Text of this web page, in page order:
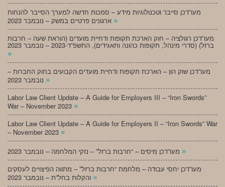
מעו”דכן סייבר וטכנולוגיות מידע – סמכות חדשה למערך הסייבר להנחות
»
מעו”דכן רגולציה – חוק הארכת תקופות ודחיית מועדים (הוראת שעה – חרבות
ברזל) (סדרי מינהל, תקופות כהונה ותאגידים), התשפ”ד-2023 – נובמבר 2023
»
מעו”דכן שוק הון – הארכת תקופות ודחיית מועדים הקבועים בחוק החברות –
»
Labor Law Client Update – A Guide for Employers III – “Iron Swords”
War – November 2023 »
Labor Law Client Update – A Guide for Employers II – “Iron Swords” War
– November 2023 »
»
מעו”דכן יחסי עבודה – מלחמת “חרבות ברזל” – מתווה הפיצויים לעסקים
»